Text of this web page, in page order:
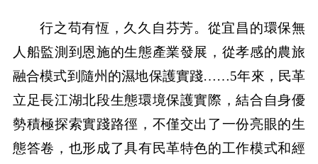
行之苟有恆，久久自芬芳。從宜昌的環保無
人船監測到恩施的生態產業發展，從孝感的農旅
融合模式到隨州的濕地保護實踐……5年來，民革
立足長江湖北段生態環境保護實際，結合自身優
勢積極探索實踐路徑，不僅交出了一份亮眼的生
態答卷，也形成了具有民革特色的工作模式和經